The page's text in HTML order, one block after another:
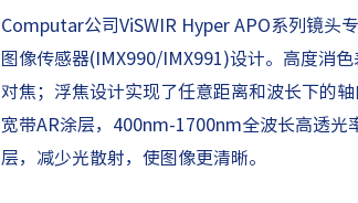
Computar公司ViSWIR Hyper APO系列镜头
图像传感器(IMX990/IMX991)设计。高度消
对焦；浮焦设计实现了任意距离和波长下的
宽带AR涂层，400nm-1700nm全波长高透光
层，减少光散射，使图像更清晰。